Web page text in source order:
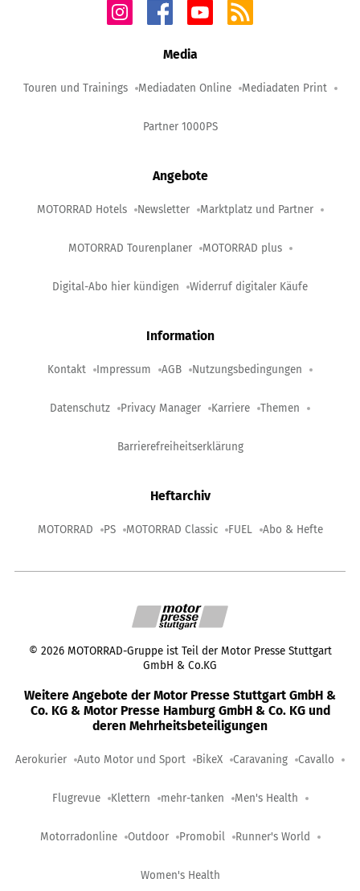
Media
Touren und Trainings Mediadaten Online Mediadaten Print
Partner 1000PS
Angebote
MOTORRAD Hotels Newsletter Marktplatz und Partner
MOTORRAD Tourenplaner MOTORRAD plus
Digital-Abo hier kündigen Widerruf digitaler Käufe
Information
Kontakt Impressum AGB Nutzungsbedingungen
Datenschutz Privacy Manager Karriere Themen
Barrierefreiheitserklärung
Heftarchiv
MOTORRAD PS MOTORRAD Classic FUEL Abo & Hefte
© 2026 MOTORRAD-Gruppe ist Teil der Motor Presse Stuttgart
GmbH & Co.KG
Weitere Angebote der Motor Presse Stuttgart GmbH &
Co. KG & Motor Presse Hamburg GmbH & Co. KG und
deren Mehrheitsbeteiligungen
Aerokurier Auto Motor und Sport BikeX Caravaning Cavallo
Flugrevue Klettern mehr-tanken Men's Health
Motorradonline Outdoor Promobil Runner's World
Women's Health